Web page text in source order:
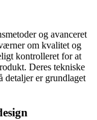
og avanceret
om kvalitet og
kontrolleret for at
Deres tekniske
detaljer er grundlaget